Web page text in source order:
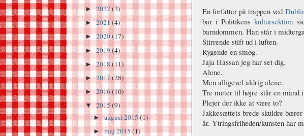
En forfatter på trappen ved
bar i Politikens kultursektion
barndommen. Han står i
Stirrende stift ud i luften.
Rygende en smøg.
Jaja Hassan jeg har set dig.
Alene.
Men alligevel aldrig alene.
Tre meter til højre står en mand
Plejer der ikke at være to?
Jakkesættets brede skuldre
år. Ytringsfriheden/kunsten har
►2022(3)
►2021(4)
►2020(17)
► 2019(4)
►2018(11)
►2017(28)
►2016(10)
▼ 2015 (9)
►august 2015(1)
►maj 2015(1)